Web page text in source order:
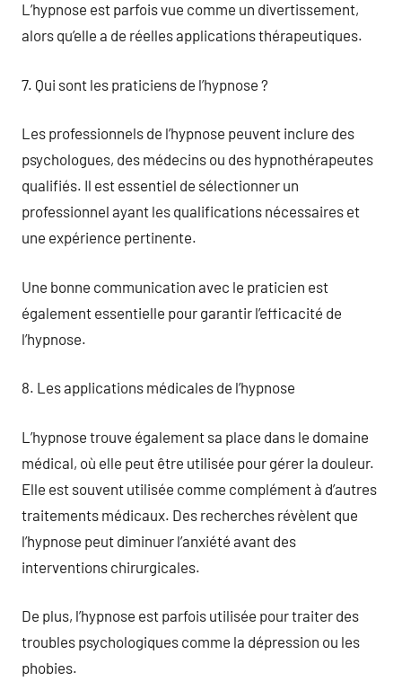
L’hypnose est parfois vue comme un divertissement,
alors qu’elle a de réelles applications thérapeutiques.
7. Qui sont les praticiens de l’hypnose ?
Les professionnels de l’hypnose peuvent inclure des
psychologues, des médecins ou des hypnothérapeutes
qualifiés. Il est essentiel de sélectionner un
professionnel ayant les qualifications nécessaires et
une expérience pertinente.
Une bonne communication avec le praticien est
également essentielle pour garantir l’efficacité de
l’hypnose.
8. Les applications médicales de l’hypnose
L’hypnose trouve également sa place dans le domaine
médical, où elle peut être utilisée pour gérer la douleur.
Elle est souvent utilisée comme complément à d’autres
traitements médicaux. Des recherches révèlent que
l’hypnose peut diminuer l’anxiété avant des
interventions chirurgicales.
De plus, l’hypnose est parfois utilisée pour traiter des
troubles psychologiques comme la dépression ou les
phobies.